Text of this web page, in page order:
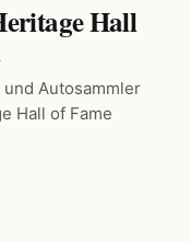
Hall
Autosammler
Hall of Fame